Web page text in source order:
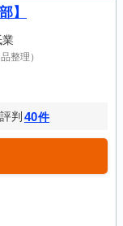
】
業
整理）
判 40件